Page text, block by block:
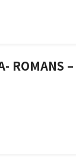
ROMANS